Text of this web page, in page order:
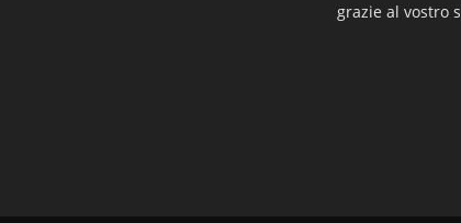
grazie al vostro